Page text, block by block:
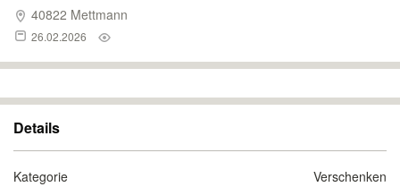
40822 Mettmann
26.02.2026
Details
Kategorie Verschenken